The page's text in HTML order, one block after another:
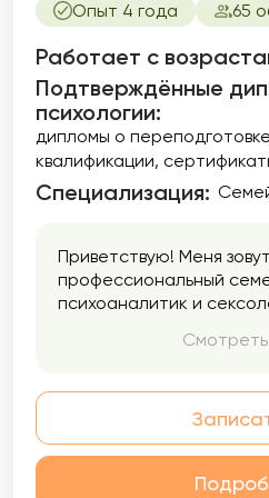
Опыт 4 года 65
Работает с
Подтверждённые
психологии:
дипломы о переподготовке
квалификации
Специализация:
Приветствую! Меня
профессиональный
психоаналитик и
качества их жизни,
я уделяю особое
отношениям. Семья —
общества, и здоровые
нашей жизни. Я
Смотреть